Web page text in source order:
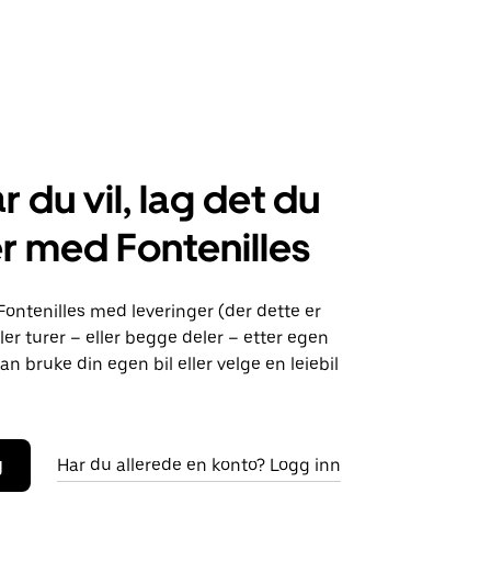
du vil, lag det du
med Fontenilles
med leveringer (der dette er
turer – eller begge deler – etter egen
bruke din egen bil eller velge en leiebil
Har du allerede en konto? Logg inn